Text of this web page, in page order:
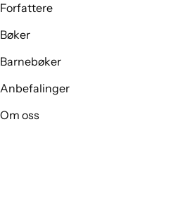
Forfattere
Bøker
Barnebøker
Anbefalinger
Om oss